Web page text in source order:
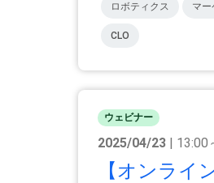
ロボティクス マ
CLO
ウェビナー
2025/04/23 | 13:00
【オンライ